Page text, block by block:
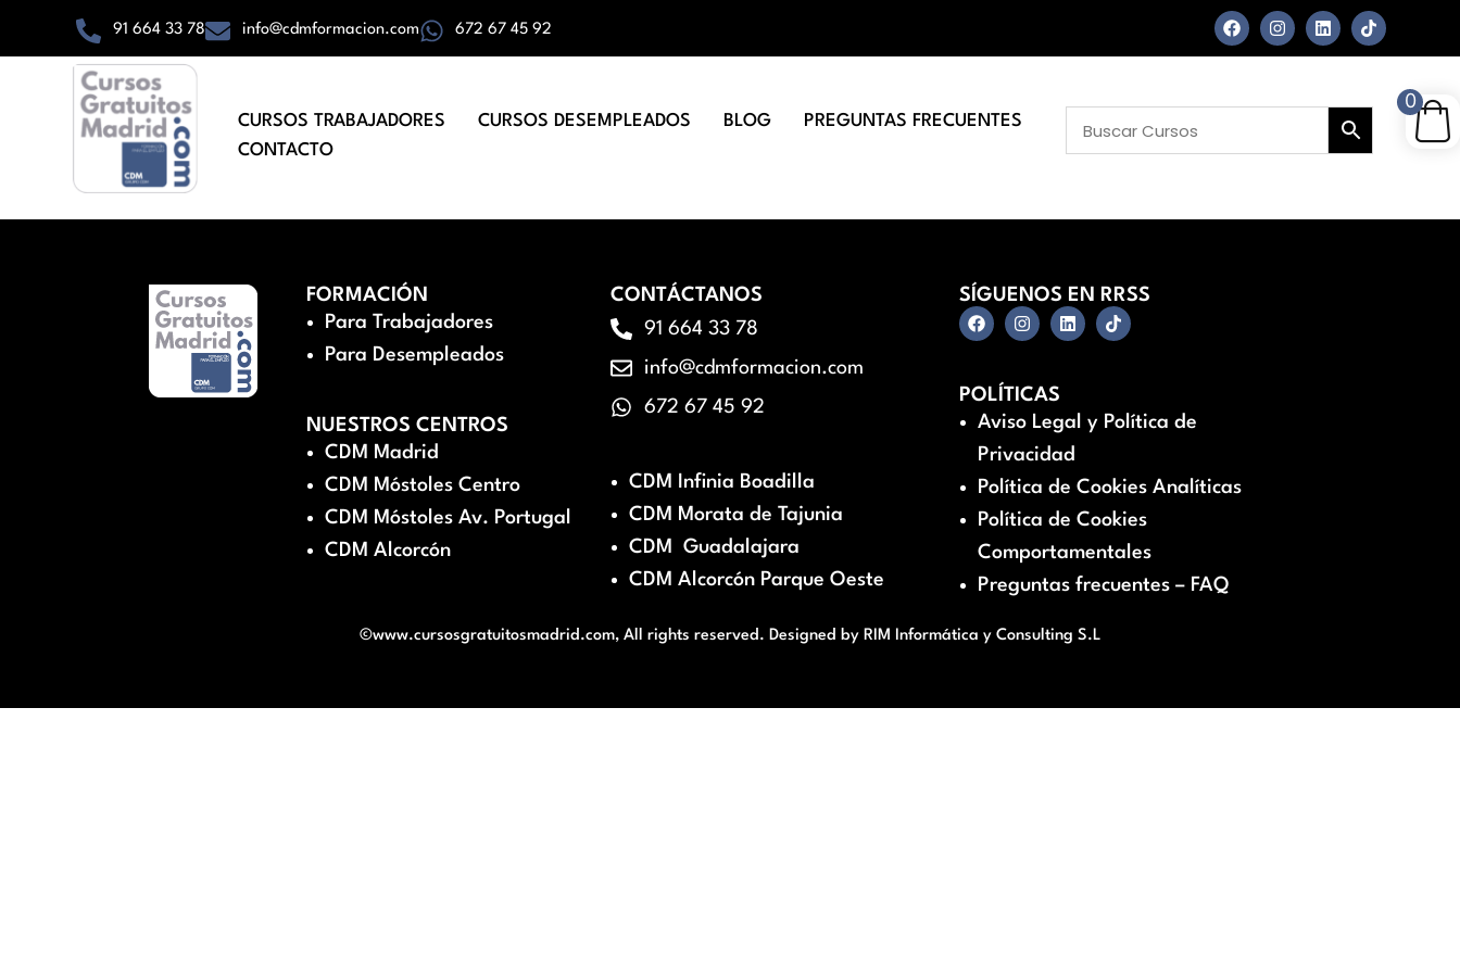
91 664 33 78 info@cdmformacion.com 672 67 45 92
CURSOS TRABAJADORES CURSOS DESEMPLEADOS BLOG
PREGUNTAS FRECUENTES
CONTACTO
FORMACIÓN
Para Trabajadores
Para Desempleados
NUESTROS CENTROS
CDM Madrid
CDM Móstoles Centro
CDM Móstoles Av. Portugal
CDM Alcorcón
CONTÁCTANOS
91 664 33 78
info@cdmformacion.com
672 67 45 92
CDM Infinia Boadilla
CDM Morata de Tajunia
CDM Guadalajara
CDM Alcorcón Parque Oeste
SÍGUENOS EN RRSS
POLÍTICAS
Aviso Legal y Política de
Privacidad
Política de Cookies Analíticas
Política de Cookies
Comportamentales
Preguntas frecuentes – FAQ
©www.cursosgratuitosmadrid.com, All rights reserved. Designed by RIM Informática y Consulting S.L
0